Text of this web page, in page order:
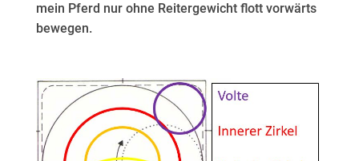
mein Pferd nur ohne Reitergewicht flott vorwärts
bewegen.